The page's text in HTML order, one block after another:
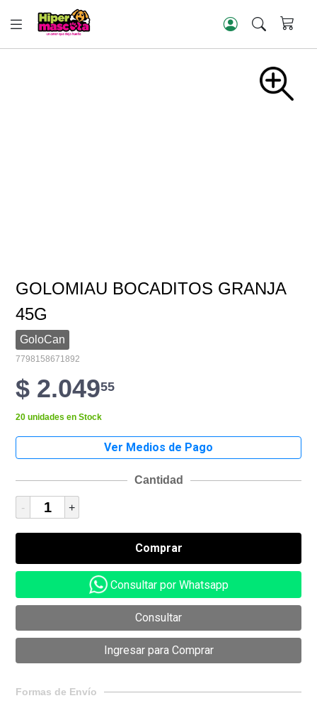
GOLOMIAU BOCADITOS GRANJA
45G
GoloCan
7798158671892
$ 2.04955
20 unidades en Stock
Cantidad
- +
Consultar por Whatsapp
Formas de Envío